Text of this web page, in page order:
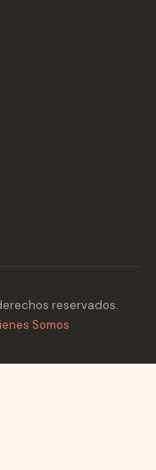
reservados.
Somos